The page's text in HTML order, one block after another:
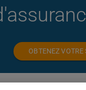
OBTENEZ VOTRE